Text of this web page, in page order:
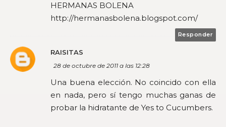
HERMANAS BOLENA
http://hermanasbolena.blogspot.com/
Responder
RAISITAS
28 de octubre de 2011 a las 12:28
Una buena elección. No coincido con ella
en nada, pero sí tengo muchas ganas de
probar la hidratante de Yes to Cucumbers.